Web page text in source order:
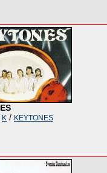
K / KEYTONES